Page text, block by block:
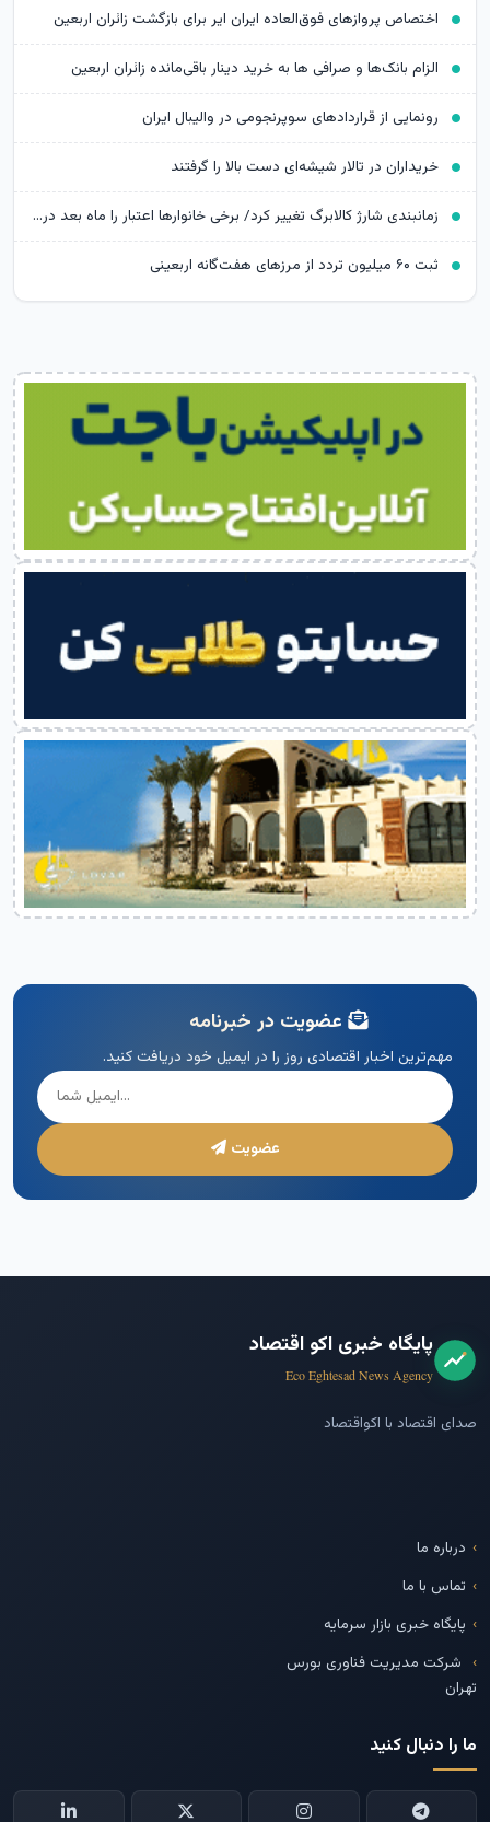
اختصاص پروازهای فوق‌العاده ایران ایر برای بازگشت زائران اربعین
الزام بانک‌ها و صرافی ها به خرید دینار باقی‌مانده زائران اربعین
رونمایی از قراردادهای سوپرنجومی در والیبال ایران
خریداران در تالار شیشه‌ای دست بالا را گرفتند
زمانبندی شارژ کالابرگ تغییر کرد/ برخی خانوارها اعتبار را ماه بعد دریافت می‌کنند
ثبت ۶۰ میلیون تردد از مرزهای هفت‌گانه اربعینی
عضویت در خبرنامه
مهم‌ترین اخبار اقتصادی روز را در ایمیل خود دریافت کنید.
عضویت
پایگاه خبری اکو اقتصاد
Eco Eghtesad News Agency
صدای اقتصاد با اکواقتصاد
درباره ما
تماس با ما
پایگاه خبری بازار سرمایه
شرکت مدیریت فناوری بورس
تهران
ما را دنبال کنید